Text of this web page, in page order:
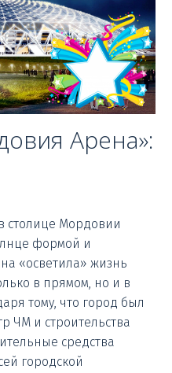
Арена»:
столице Мордовии
формой и
«осветила» жизнь
в прямом, но и в
тому, что город был
ЧМ и строительства
средства
городской